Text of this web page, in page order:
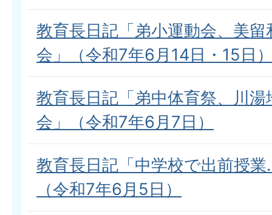
教育長日記「弟小運動会、美
会」（令和7年6月14日・15日
教育長日記「弟中体育祭、川
会」（令和7年6月7日）
教育長日記「中学校で出前授
（令和7年6月5日）